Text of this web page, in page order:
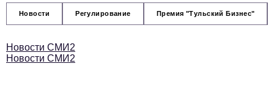
Новости Регулирование Премия "Тульский Бизнес"
Новости СМИ2
Новости СМИ2